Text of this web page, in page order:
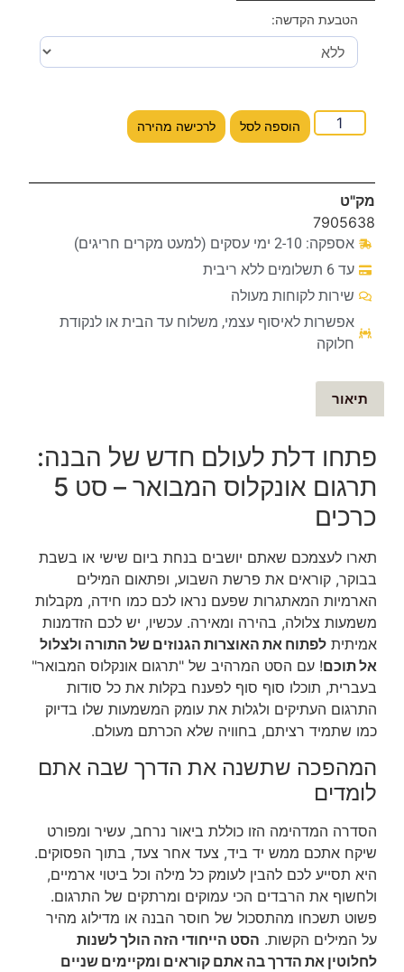
הטבעת הקדשה:
הוספה לסל לרכישה מהירה
מק"ט
7905638
אספקה: 2-10 ימי עסקים (למעט מקרים חריגים)
עד 6 תשלומים ללא ריבית
שירות לקוחות מעולה
אפשרות לאיסוף עצמי, משלוח עד הבית או לנקודת
חלוקה
תיאור
פתחו דלת לעולם חדש של הבנה:
תרגום אונקלוס המבואר – סט 5
כרכים
תארו לעצמכם שאתם יושבים בנחת ביום שישי או בשבת
בבוקר, קוראים את פרשת השבוע, ופתאום המילים
הארמיות המאתגרות שפעם נראו לכם כמו חידה, מקבלות
משמעות צלולה, בהירה ומאירה. עכשיו, יש לכם הזדמנות
אמיתית לפתוח את האוצרות הגנוזים של התורה ולצלול
אל תוכם! עם הסט המרהיב של "תרגום אונקלוס המבואר"
בעברית, תוכלו סוף סוף לפענח בקלות את כל סודות
התרגום העתיקים ולגלות את עומק המשמעות שלו בדיוק
כמו שתמיד רציתם, בחוויה שלא הכרתם מעולם.
המהפכה שתשנה את הדרך שבה אתם
לומדים
הסדרה המדהימה הזו כוללת ביאור נרחב, עשיר ומפורט
שיקח אתכם ממש יד ביד, צעד אחר צעד, בתוך הפסוקים.
היא תסייע לכם להבין לעומק כל מילה וכל ביטוי ארמיים,
ולחשוף את הרבדים הכי עמוקים ומרתקים של התרגום.
פשוט תשכחו מהתסכול של חוסר הבנה או מדילוג מהיר
על המילים הקשות. הסט הייחודי הזה הולך לשנות
לחלוטין את הדרך בה אתם קוראים ומקיימים שניים